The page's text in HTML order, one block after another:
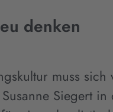
denken
muss
Siegert in